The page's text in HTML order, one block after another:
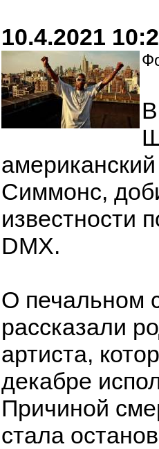
10.4.2021
Симмонс,
известности
DMX.
О печальном
рассказали
артиста,
декабре
Причиной
стала